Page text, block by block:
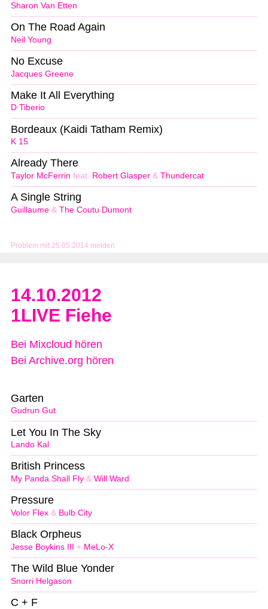
Problem mit 25.05.2014 melden
Sharon Van Etten
Neil Young
On The Road Again
Jacques Greene
No Excuse
D Tiberio
Make It All Everything
K 15
Bordeaux (Kaidi Tatham Remix)
Taylor McFerrin feat. Robert Glasper & Thundercat
Already There
Guillaume & The Coutu Dumont
A Single String
14.10.2012
1LIVE Fiehe
Bei Mixcloud hören
Bei Archive.org hören
Gudrun Gut
Garten
Lando Kal
Let You In The Sky
My Panda Shall Fly & Will Ward
British Princess
Volor Flex & Bulb City
Pressure
Jesse Boykins III + MeLo-X
Black Orpheus
Snorri Helgason
The Wild Blue Yonder
C + F